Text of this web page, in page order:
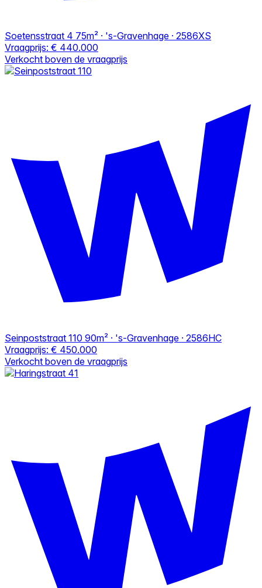
Soetensstraat 4 75m² · 's-Gravenhage · 2586XS
Vraagprijs: € 440.000
Verkocht boven de vraagprijs
Seinpoststraat 110 90m² · 's-Gravenhage · 2586HC
Vraagprijs: € 450.000
Verkocht boven de vraagprijs